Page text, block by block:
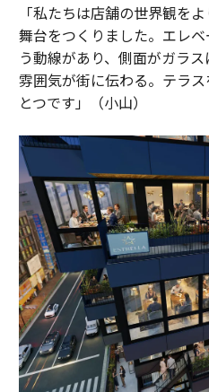
「私たちは店舗の世界観を
舞台をつくりました。エレ
う動線があり、側面がガラ
雰囲気が街に伝わる。テラ
とつです」（小山）